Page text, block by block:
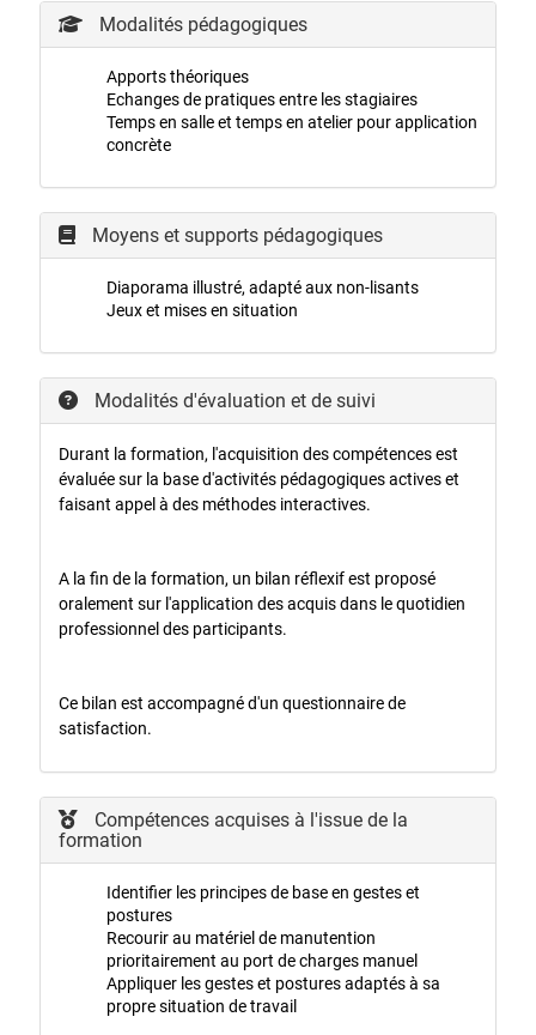
Modalités pédagogiques
Apports théoriques
Echanges de pratiques entre les stagiaires
Temps en salle et temps en atelier pour application
concrète
Moyens et supports pédagogiques
Diaporama illustré, adapté aux non-lisants
Jeux et mises en situation
Modalités d'évaluation et de suivi
Durant la formation, l'acquisition des compétences est
évaluée sur la base d'activités pédagogiques actives et
faisant appel à des méthodes interactives.
A la fin de la formation, un bilan réflexif est proposé
oralement sur l'application des acquis dans le quotidien
professionnel des participants.
Ce bilan est accompagné d'un questionnaire de
satisfaction.
Compétences acquises à l'issue de la
formation
Identifier les principes de base en gestes et
postures
Recourir au matériel de manutention
prioritairement au port de charges manuel
Appliquer les gestes et postures adaptés à sa
propre situation de travail